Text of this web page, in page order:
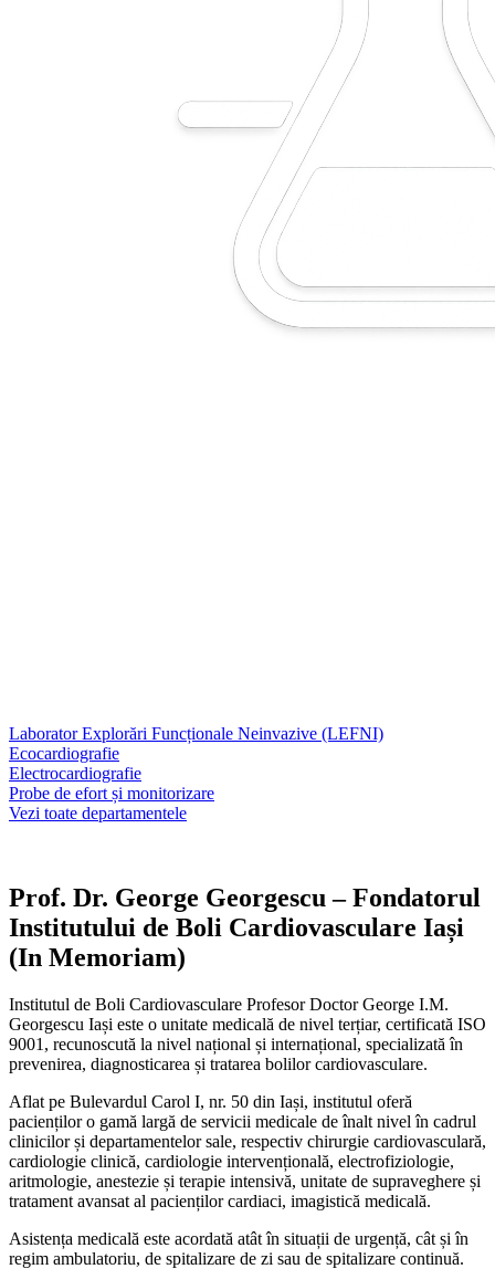
Laborator Explorări Funcționale Neinvazive (LEFNI)
Ecocardiografie
Electrocardiografie
Probe de efort și monitorizare
Vezi toate departamentele
Prof. Dr. George Georgescu – Fondatorul
Institutului de Boli Cardiovasculare Iași
(In Memoriam)​
Institutul de Boli Cardiovasculare Profesor Doctor George I.M.
Georgescu Iași este o unitate medicală de nivel terțiar, certificată ISO
9001, recunoscută la nivel național și internațional, specializată în
prevenirea, diagnosticarea și tratarea bolilor cardiovasculare.
Aflat pe Bulevardul Carol I, nr. 50 din Iași, institutul oferă
pacienților o gamă largă de servicii medicale de înalt nivel în cadrul
clinicilor și departamentelor sale, respectiv chirurgie cardiovasculară,
cardiologie clinică, cardiologie intervențională, electrofiziologie,
aritmologie, anestezie și terapie intensivă, unitate de supraveghere și
tratament avansat al pacienților cardiaci, imagistică medicală.
Asistența medicală este acordată atât în situații de urgență, cât și în
regim ambulatoriu, de spitalizare de zi sau de spitalizare continuă.